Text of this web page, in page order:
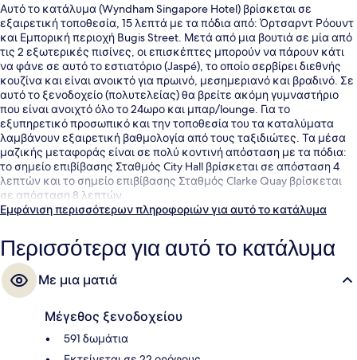
Αυτό το κατάλυμα (Wyndham Singapore Hotel) βρίσκεται σε
εξαιρετική τοποθεσία, 15 λεπτά με τα πόδια από: Όρτσαρντ Ρόουντ
και Εμπορική περιοχή Bugis Street. Μετά από μια βουτιά σε μία από
τις 2 εξωτερικές πισίνες, οι επισκέπτες μπορούν να πάρουν κάτι
να φάνε σε αυτό το εστιατόριο (Jaspé), το οποίο σερβίρει διεθνής
κουζίνα και είναι ανοικτό για πρωινό, μεσημεριανό και βραδινό. Σε
αυτό το ξενοδοχείο (πολυτελείας) θα βρείτε ακόμη γυμναστήριο
που είναι ανοιχτό όλο το 24ωρο και μπαρ/lounge. Για το
εξυπηρετικό προσωπικό και την τοποθεσία του τα καταλύματα
λαμβάνουν εξαιρετική βαθμολογία από τους ταξιδιώτες. Τα μέσα
μαζικής μεταφοράς είναι σε πολύ κοντινή απόσταση με τα πόδια:
το σημείο επιβίβασης Σταθμός City Hall βρίσκεται σε απόσταση 4
λεπτών και το σημείο επιβίβασης Σταθμός Clarke Quay βρίσκεται
σε απόσταση 8 λεπτών.
Εμφάνιση περισσότερων πληροφοριών για αυτό το κατάλυμα
Περισσότερα για αυτό το κατάλυμα
Με μια ματιά
Μέγεθος ξενοδοχείου
591 δωμάτια